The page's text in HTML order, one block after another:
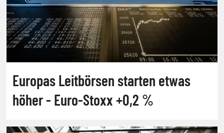
Europas Leitbörsen starten etwas
höher - Euro-Stoxx +0,2 %